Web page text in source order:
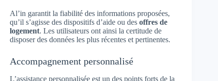
Al’in garantit la fiabilité des informations proposées,
qu’il s’agisse des dispositifs d’aide ou des offres de
logement. Les utilisateurs ont ainsi la certitude de
disposer des données les plus récentes et pertinentes.
Accompagnement personnalisé
L’assistance personnalisée est un des points forts de la